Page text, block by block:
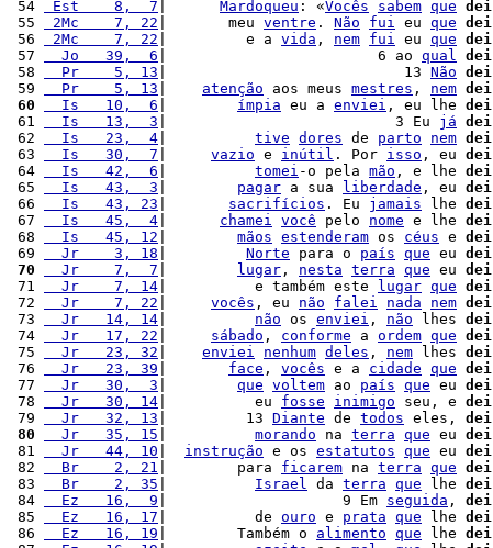
54
Est    8,  7 Mardoqueu : «Vocês sabem que dei
55
2Mc    7, 22 |       meu ventre . Não fui eu que dei
56
2Mc    7, 22 |         e a vida , nem fui eu que dei
57
  Jo   39,  6
|                        6 ao qual dei
58
  Pr    5, 13
|                           13 Não dei
59
  Pr    5, 13
atenção aos meus mestres , nem dei
60
  Is   10,  6
ímpia eu a enviei , eu lhe dei
61
  Is   13,  3
|                          3 Eu já dei
62
  Is   23,  4
tive dores de parto nem dei
63
  Is   30,  7
vazio e inútil . Por isso , eu dei
64
  Is   42,  6
tomei -o pela mão , e lhe dei
65
  Is   43,  3
pagar a sua liberdade , eu dei
66
  Is   43, 23
sacrifícios . Eu jamais lhe dei
67
  Is   45,  4
chamei você pelo nome e lhe dei
68
  Is   45, 12
mãos estenderam os céus e dei
69
  Jr    3, 18
Norte para o país que eu dei
70
  Jr    7,  7
lugar , nesta terra que eu dei
71
  Jr    7, 14
|          e também este lugar que dei
72
  Jr    7, 22
vocês , eu não falei nada nem dei
73
  Jr   14, 14
não os enviei , não lhes dei
74
  Jr   17, 22
sábado , conforme a ordem que dei
75
  Jr   23, 32
enviei nenhum deles , nem lhes dei
76
  Jr   23, 39
face , vocês e a cidade que dei
77
  Jr   30,  3
que voltem ao país que eu dei
78
  Jr   30, 14
|          eu fosse inimigo seu, e dei
79
  Jr   32, 13
|         13 Diante de todos eles, dei
80
  Jr   35, 15
morando na terra que eu dei
81
  Jr   44, 10
instrução e os estatutos que eu dei
82
  Br    2, 21
|        para ficarem na terra que dei
83
  Br    2, 35
Israel da terra que lhe dei
84
  Ez   16,  9
|                    9 Em seguida , dei
85
  Ez   16, 17
|          de ouro e prata que lhe dei
86
  Ez   16, 19
|        Também o alimento que lhe dei